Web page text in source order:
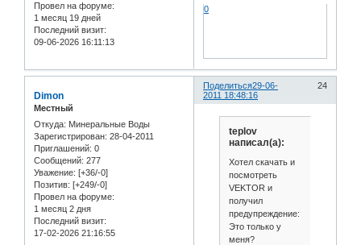
Провел на форуме:
1 месяц 19 дней
Последний визит:
09-06-2026 16:11:13
0
Поделиться 24
29-06-
2011 18:48:16
Dimon
Местный
Откуда: Минеральные Воды
Зарегистрирован: 28-04-2011
Приглашений: 0
Сообщений: 277
Уважение: [+36/-0]
Позитив: [+249/-0]
Провел на форуме:
1 месяц 2 дня
Последний визит:
17-02-2026 21:16:55
teplov
написал(а):
Хотел скачать и
посмотреть
VEKTOR и
получил
предупреждение:
Это только у
меня?